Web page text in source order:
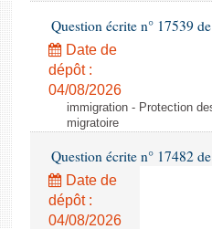
Question écrite n° 17539
Date de
dépôt :
04/08/2026
immigration - Protection
migratoire
Question écrite n° 17482
Date de
dépôt :
04/08/2026